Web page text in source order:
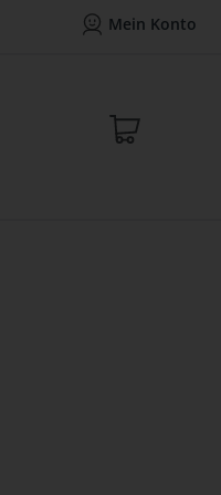
Mein Konto
Mein Konto